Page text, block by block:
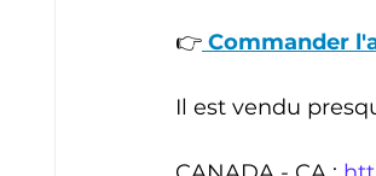
👉 Commander
Il est vendu